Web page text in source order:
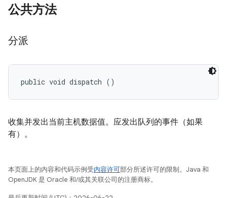
公共方法
分派
public void dispatch ()
收集并发出当前主机数据值。应发出队列的事件（如果
有）。
本页面上的内容和代码示例受内容许可部分所述许可的限制。Java 和
OpenJDK 是 Oracle 和/或其关联公司的注册商标。